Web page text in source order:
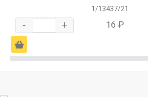
1/13437/21
- + 16 ₽
Ä